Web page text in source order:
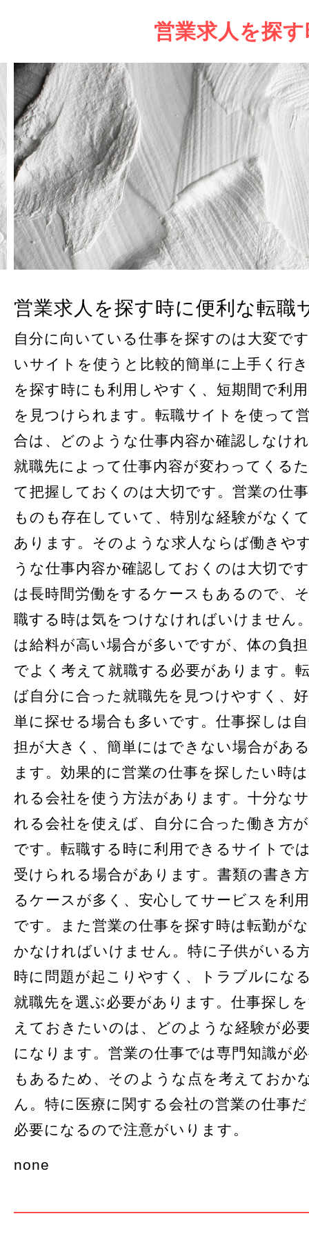
営業求人を探
営業求人を探す時に便利な転職
自分に向いている仕事を探すのは大変で
いサイトを使うと比較的簡単に上手く行
を探す時にも利用しやすく、短期間で利
を見つけられます。転職サイトを使って
合は、どのような仕事内容か確認しなけ
就職先によって仕事内容が変わってくる
て把握しておくのは大切です。営業の仕
ものも存在していて、特別な経験がなく
あります。そのような求人ならば働きや
うな仕事内容か確認しておくのは大切で
は長時間労働をするケースもあるので、
職する時は気をつけなければいけません
は給料が高い場合が多いですが、体の負
でよく考えて就職する必要があります。
ば自分に合った就職先を見つけやすく、
単に探せる場合も多いです。仕事探しは
担が大きく、簡単にはできない場合があ
ます。効果的に営業の仕事を探したい時
れる会社を使う方法があります。十分な
れる会社を使えば、自分に合った働き方
です。転職する時に利用できるサイトで
受けられる場合があります。書類の書き
るケースが多く、安心してサービスを利
です。また営業の仕事を探す時は転勤が
かなければいけません。特に子供がいる
時に問題が起こりやすく、トラブルにな
就職先を選ぶ必要があります。仕事探し
えておきたいのは、どのような経験が必
になります。営業の仕事では専門知識が
もあるため、そのような点を考えておか
ん。特に医療に関する会社の営業の仕事
必要になるので注意がいります。
none